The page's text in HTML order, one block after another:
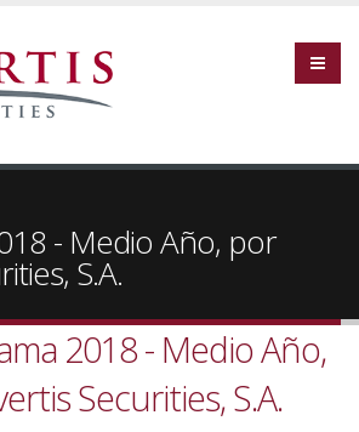
- Medio Año, por
S.A.
2018 - Medio Año,
Securities, S.A.